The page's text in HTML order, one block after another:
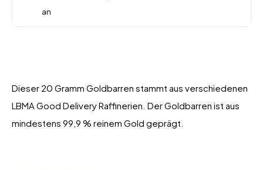
an
Dieser 20 Gramm Goldbarren stammt aus verschiedenen
LBMA Good Delivery Raffinerien. Der Goldbarren ist aus
mindestens 99,9 % reinem Gold geprägt.